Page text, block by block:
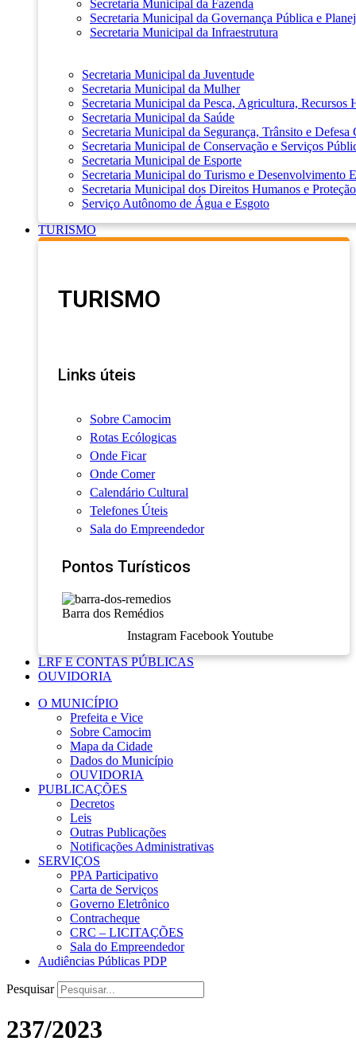
Secretaria Municipal da Fazenda
Secretaria Municipal da Governança Pública e
Secretaria Municipal da Infraestrutura
Secretaria Municipal da Juventude
Secretaria Municipal da Mulher
Secretaria Municipal da Pesca, Agricultura, Recursos
Secretaria Municipal da Saúde
Secretaria Municipal da Segurança, Trânsito e Defesa
Secretaria Municipal de Conservação e Serviços
Secretaria Municipal de Esporte
Secretaria Municipal do Turismo e Desenvolvimento
Secretaria Municipal dos Direitos Humanos e
Serviço Autônomo de Água e Esgoto
TURISMO
TURISMO
Links úteis
Sobre Camocim
Rotas Ecólogicas
Onde Ficar
Onde Comer
Calendário Cultural
Telefones Úteis
Sala do Empreendedor
Pontos Turísticos
Barra dos Remédios
Instagram Facebook Youtube
LRF E CONTAS PÚBLICAS
OUVIDORIA
O MUNICÍPIO
Prefeita e Vice
Sobre Camocim
Mapa da Cidade
Dados do Município
OUVIDORIA
PUBLICAÇÕES
Decretos
Leis
Outras Publicações
Notificações Administrativas
SERVIÇOS
PPA Participativo
Carta de Serviços
Governo Eletrônico
Contracheque
CRC – LICITAÇÕES
Sala do Empreendedor
Audiências Públicas PDP
Pesquisar
237/2023